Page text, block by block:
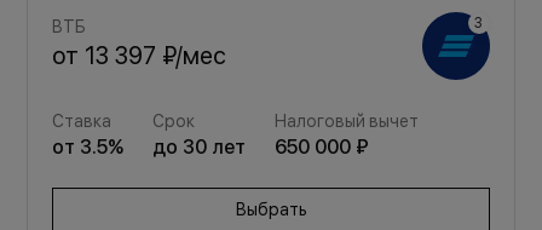
от15 648 ₽ /мес
от3.5% до30 650 000 ₽
Выбрать
ВТБ
от 13 397 ₽/мес
Ставка
от 3.5%
Срок
до 30 лет
Налоговый вычет
650 000 ₽
Выбрать